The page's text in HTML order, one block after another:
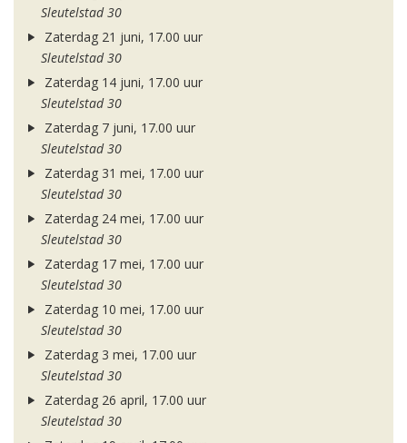
Sleutelstad 30
Zaterdag 21 juni, 17.00 uur
Sleutelstad 30
Zaterdag 14 juni, 17.00 uur
Sleutelstad 30
Zaterdag 7 juni, 17.00 uur
Sleutelstad 30
Zaterdag 31 mei, 17.00 uur
Sleutelstad 30
Zaterdag 24 mei, 17.00 uur
Sleutelstad 30
Zaterdag 17 mei, 17.00 uur
Sleutelstad 30
Zaterdag 10 mei, 17.00 uur
Sleutelstad 30
Zaterdag 3 mei, 17.00 uur
Sleutelstad 30
Zaterdag 26 april, 17.00 uur
Sleutelstad 30